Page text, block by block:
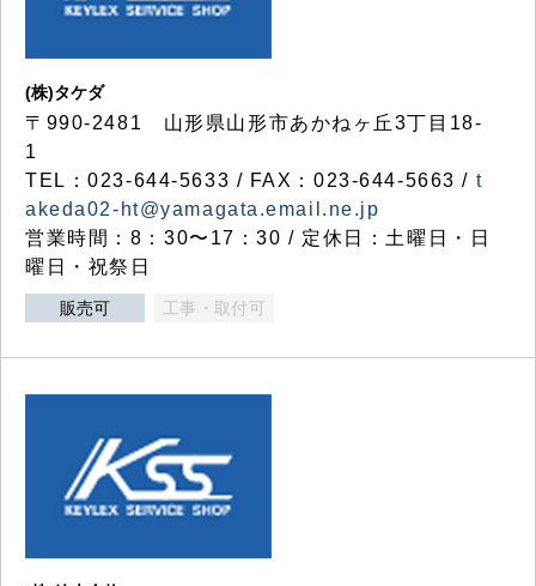
(株)タケダ
〒990-2481 山形県山形市あかねヶ丘3丁目18-
1
TEL：023-644-5633 / FAX：023-644-5663 / t
akeda02-ht@yamagata.email.ne.jp
営業時間：8：30〜17：30 / 定休日：土曜日・日
曜日・祝祭日
販売可 工事・取付可